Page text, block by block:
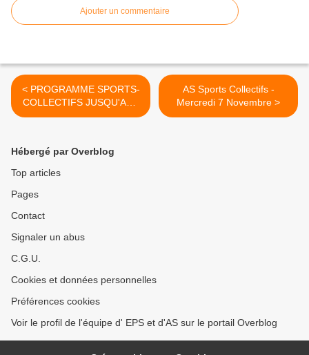
Ajouter un commentaire
< PROGRAMME SPORTS-
COLLECTIFS JUSQU'AUX
VACANCES DE NOEL
AS Sports Collectifs -
Mercredi 7 Novembre >
Hébergé par Overblog
Top articles
Pages
Contact
Signaler un abus
C.G.U.
Cookies et données personnelles
Préférences cookies
Voir le profil de l'équipe d' EPS et d'AS sur le portail Overblog